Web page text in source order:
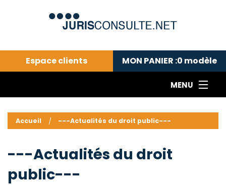
Espace clients MON PANIER :0 modèle
MENU
---Actualités du droit public---
Droit pénal---
Droit privé ---
Abonnement aux actualités
Accueil ---Actualités du droit public---
---Actualités du droit
public---